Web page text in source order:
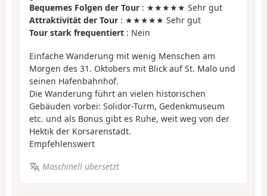
Bequemes Folgen der Tour : ★★★★★ Sehr gut
Attraktivität der Tour : ★★★★★ Sehr gut
Tour stark frequentiert : Nein
Einfache Wanderung mit wenig Menschen am
Morgen des 31. Oktobers mit Blick auf St. Malo und
seinen Hafenbahnhof.
Die Wanderung führt an vielen historischen
Gebäuden vorbei: Solidor-Turm, Gedenkmuseum
etc. und als Bonus gibt es Ruhe, weit weg von der
Hektik der Korsarenstadt.
Empfehlenswert
Maschinell übersetzt